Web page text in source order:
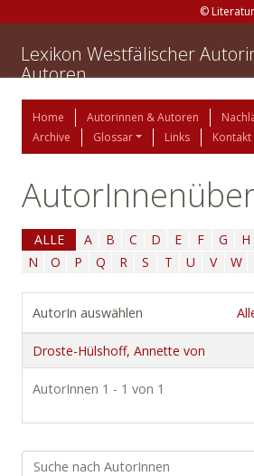
©
Lexikon Westfälischer
Autoren
Home Autorinnen & Autoren
Archive
Glossar Links Kontakt
ALLE A B C D E F G H
N
O P Q R S T U V W
AutorIn auswählen
Droste-Hülshoff, Annette von
AutorInnen 1 - 1 von 1